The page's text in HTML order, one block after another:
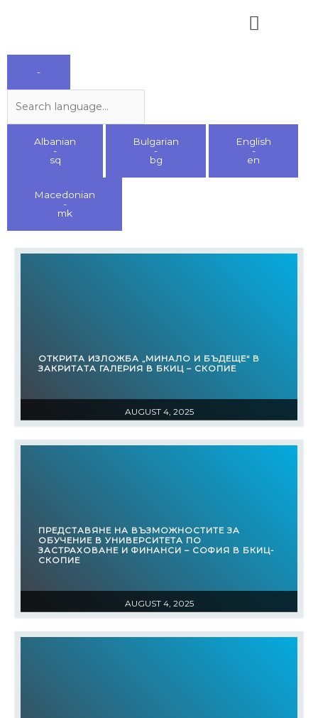
Menu
-
Albanian
-
sq
Bulgarian
-
bg
English
-
en
Macedonian
-
mk
AUGUST 4, 2025
ОТКРИТА ИЗЛОЖБА „МИНАЛО И БЪДЕЩЕ“ В
ЗАКРИТАТА ГАЛЕРИЯ В БКИЦ – СКОПИЕ
AUGUST 4, 2025
ПРЕДСТАВЯНЕ НА ВЪЗМОЖНОСТИТЕ ЗА
ОБУЧЕНИЕ В УНИВЕРСИТЕТА ПО
ЗАСТРАХОВАНЕ И ФИНАНСИ – СОФИЯ В БКИЦ-
СКОПИЕ